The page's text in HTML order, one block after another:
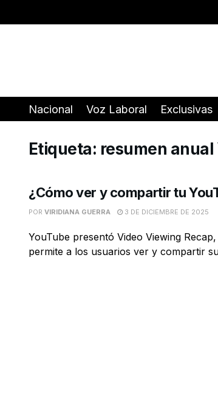
Nacional Voz Laboral Exclusivas
Etiqueta: resumen anual
¿Cómo ver y compartir tu
POR VIRIDIANA GUERRA 3 DE DICIEMBRE DE 2025
YouTube presentó Video Viewing
permite a los usuarios ver y compartir